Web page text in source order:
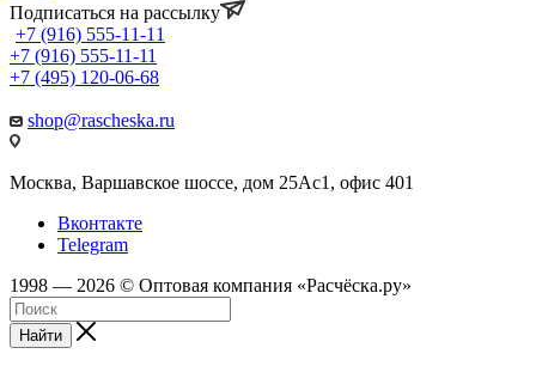
Подписаться на рассылку
+7 (916) 555-11-11
+7 (916) 555-11-11
+7 (495) 120-06-68
shop@rascheska.ru
Москва, Варшавское шоссе, дом 25Аc1, офис 401
Вконтакте
Telegram
1998 — 2026 © Оптовая компания «Расчёска.ру»
Найти